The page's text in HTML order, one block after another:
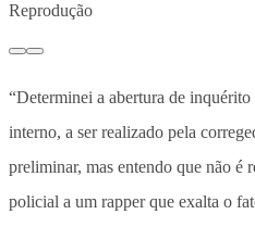
Reprodução
“Determinei a abertura de
interno, a ser realizado pela
preliminar, mas entendo que não é
policial a um rapper que exalta o